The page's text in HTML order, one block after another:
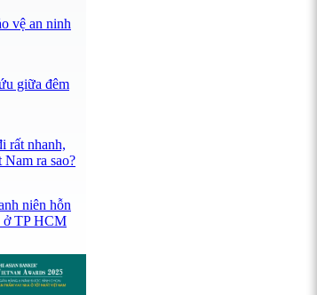
vệ an ninh
giữa đêm
rất nhanh,
ra sao?
niên hỗn
ở TP HCM